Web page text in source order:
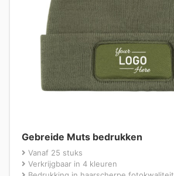
Gebreide Muts bedrukken
Vanaf 25 stuks
Verkrijgbaar in 4 kleuren